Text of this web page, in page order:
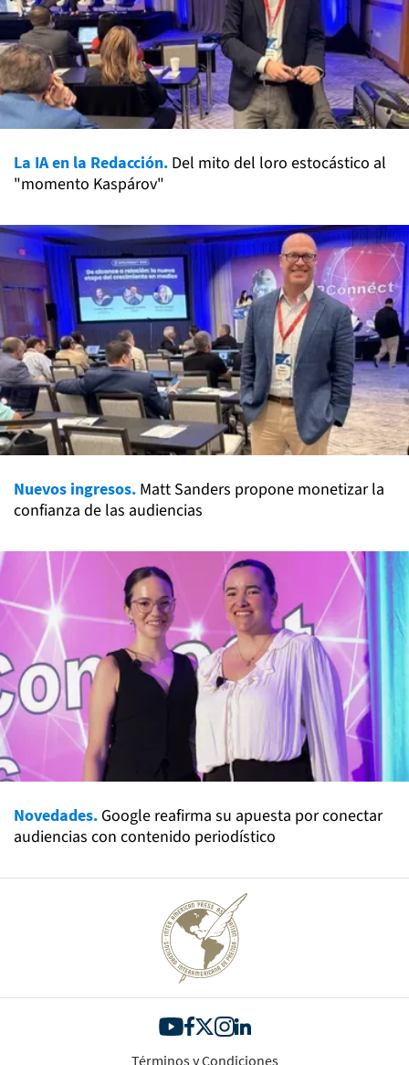
La IA en la Redacción. Del mito del loro estocástico al
"momento Kaspárov"
Nuevos ingresos. Matt Sanders propone monetizar la
confianza de las audiencias
Novedades. Google reafirma su apuesta por conectar
audiencias con contenido periodístico
Términos y Condiciones